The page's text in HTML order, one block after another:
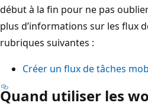
début à la fin pour ne pas
plus d’informations sur les flux
rubriques suivantes :
Créer un flux de tâches
Quand utiliser les